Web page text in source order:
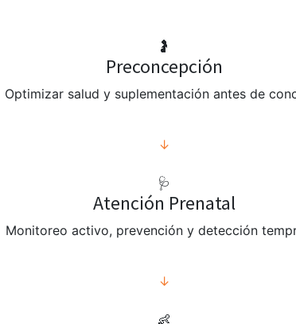
🤰
Preconcepción
Optimizar salud y suplementación antes de
↓
🩺
Atención Prenatal
Monitoreo activo, prevención y detección
↓
👶